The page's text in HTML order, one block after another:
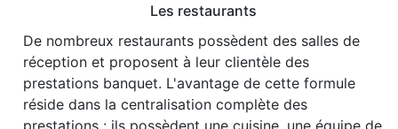
Les restaurants
De nombreux restaurants possèdent des salles de
réception et proposent à leur clientèle des
prestations banquet. L'avantage de cette formule
réside dans la centralisation complète des
prestations : ils possèdent une cuisine, une équipe de